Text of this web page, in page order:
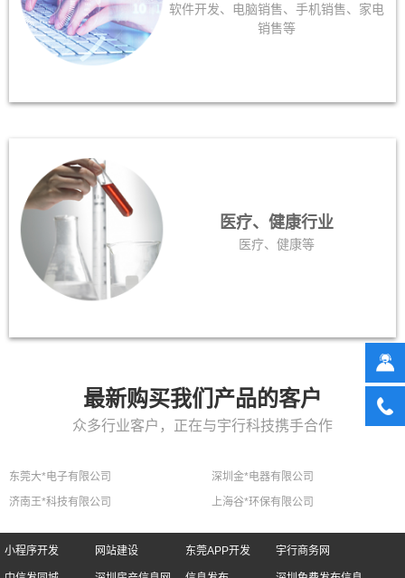
软件开发、电脑销售、手机销售、家电
销售等
医疗、健康行业
医疗、健康等
最新购买我们产品的客户
众多行业客户，正在与宇行科技携手合作
东莞大*电子有限公司
深圳金*电器有限公司
济南王*科技有限公司
上海谷*环保有限公司
小程序开发 网站建设 东莞APP开发 宇行商务网